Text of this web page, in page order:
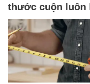
thước cuộn luôn